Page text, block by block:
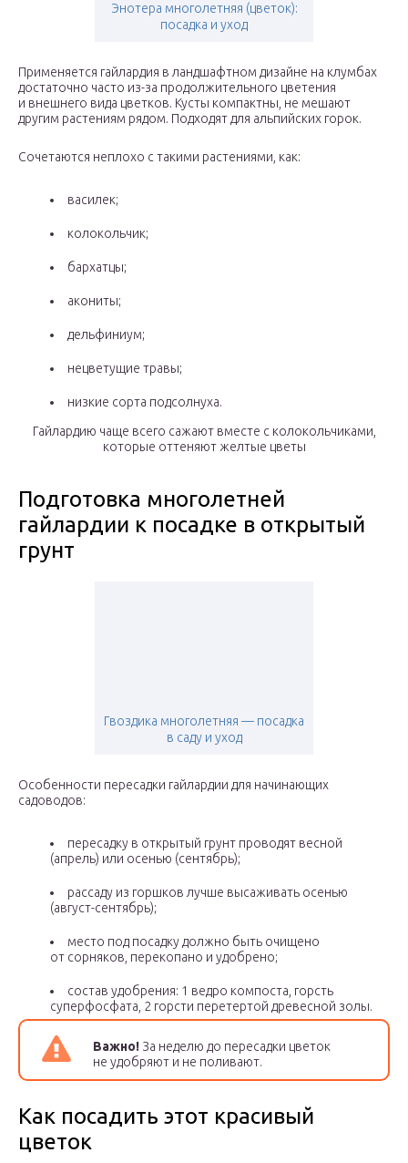
Энотера многолетняя (цветок):
посадка и уход
Применяется гайлардия в ландшафтном дизайне на клумбах
достаточно часто из-за продолжительного цветения
и внешнего вида цветков. Кусты компактны, не мешают
другим растениям рядом. Подходят для альпийских горок.
Сочетаются неплохо с такими растениями, как:
василек;
колокольчик;
бархатцы;
акониты;
дельфиниум;
нецветущие травы;
низкие сорта подсолнуха.
Гайлардию чаще всего сажают вместе с колокольчиками,
которые оттеняют желтые цветы
Подготовка многолетней
гайлардии к посадке в открытый
грунт
Гвоздика многолетняя — посадка
в саду и уход
Особенности пересадки гайлардии для начинающих
садоводов:
пересадку в открытый грунт проводят весной
(апрель) или осенью (сентябрь);
рассаду из горшков лучше высаживать осенью
(август-сентябрь);
место под посадку должно быть очищено
от сорняков, перекопано и удобрено;
состав удобрения: 1 ведро компоста, горсть
суперфосфата, 2 горсти перетертой древесной золы.
Важно! За неделю до пересадки цветок
не удобряют и не поливают.
Как посадить этот красивый
цветок